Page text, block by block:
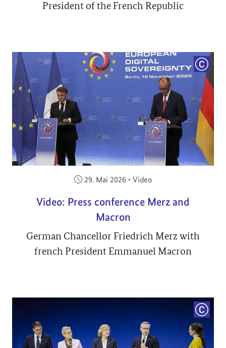
President of the French Republic
Veröffentlicht am:
29. Mai 2026 • Video
Video: Press conference Merz and
Macron
German Chancellor Friedrich Merz with
french President Emmanuel Macron